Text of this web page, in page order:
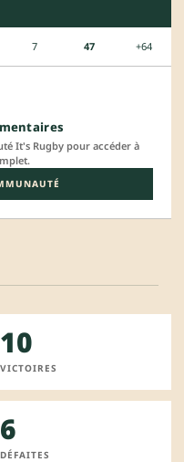
7 47 +64
It's Rugby pour accéder à
10
VICTOIRES
6
DÉFAITES